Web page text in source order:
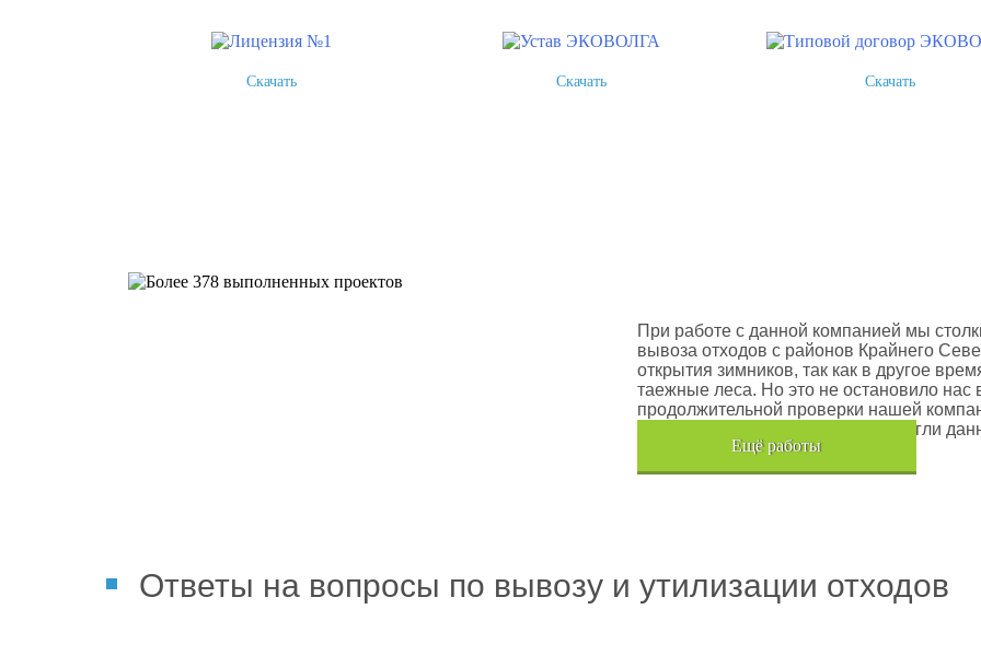
Скачать Скачать Скачать
При работе с данной компанией мы
вывоза отходов с районов Крайнего
открытия зимников, так как в другое
таежные леса. Но это не остановило
продолжительной проверки нашей
транспортного средства, мы помогли
Хочется также отметить, что…
Eщё работы
Ответы на вопросы по вывозу и утилизации отходов